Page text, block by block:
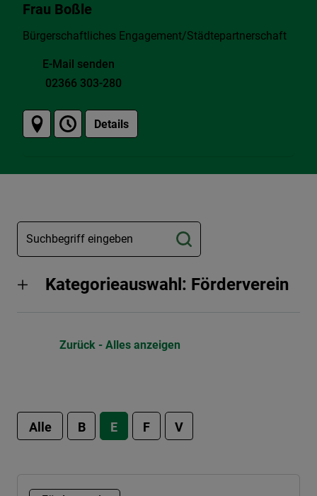
Frau Boßle
Bürgerschaftliches Engagement/Städtepartnerschaft
E-Mail senden
02366 303-280
Details
Kategorieauswahl: Förderverein
Zurück - Alles anzeigen
Alle B E F V